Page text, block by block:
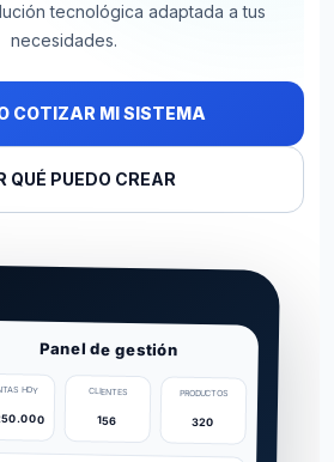
tecnológica adaptada a tus
necesidades.
COTIZAR MI SISTEMA
QUÉ PUEDO CREAR
Panel de gestión
HOY CLIENTES
156
PRODUCTOS
320